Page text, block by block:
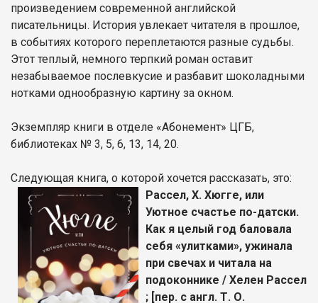
произведением современной английской
писательницы. История увлекает читателя в прошлое,
в событиях которого переплетаются разные судьбы.
Этот теплый, немного терпкий роман оставит
незабываемое послевкусие и разбавит шоколадными
нотками однообразную картину за окном.
Экземпляр книги в отделе «Абонемент» ЦГБ,
библиотеках № 3, 5, 6, 13, 14, 20.
Следующая книга, о которой хочется рассказать, это:
Рассел, Х. Хюгге, или
Уютное счастье по-датски.
Как я целый год баловала
себя «улитками», ужинала
при свечах и читала на
подоконнике / Хелен Рассел
; [пер. с англ. Т. О.